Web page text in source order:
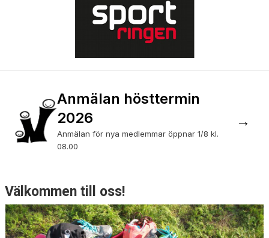
DOKUMENT
VÅRA GRUPPER/LEDARE
Anmälan hösttermin
2026
Anmälan för nya medlemmar öppnar 1/8 kl.
08.00
→
Välkommen till oss!